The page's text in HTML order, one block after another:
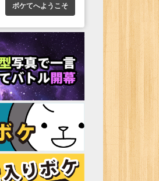
ボケてへようこそ